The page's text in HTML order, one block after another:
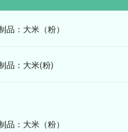
品：大米（粉）
品：大米(粉)
品：大米（粉）